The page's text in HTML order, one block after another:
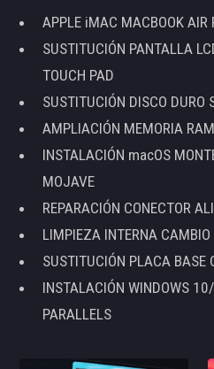
APPLE iMAC MACBOOK AIR
SUSTITUCIÓN PANTALLA
TOUCH PAD
SUSTITUCIÓN DISCO
AMPLIACIÓN MEMORIA RAM
INSTALACIÓN macOS
MOJAVE
REPARACIÓN CONECTOR
LIMPIEZA INTERNA
SUSTITUCIÓN PLACA BASE
INSTALACIÓN WINDOWS
PARALLELS